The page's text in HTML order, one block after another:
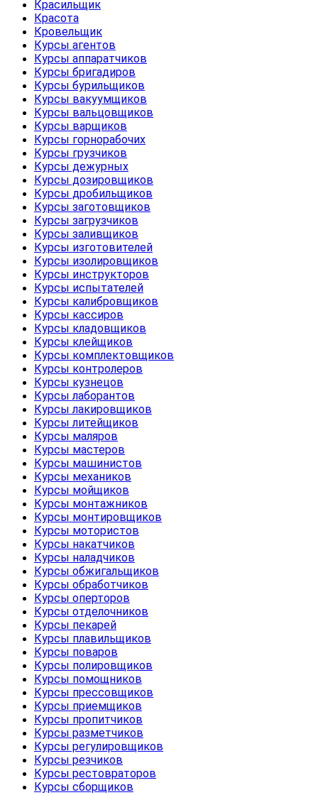
Красильщик
Красота
Кровельщик
Курсы агентов
Курсы аппаратчиков
Курсы бригадиров
Курсы бурильщиков
Курсы вакуумщиков
Курсы вальцовщиков
Курсы варщиков
Курсы горнорабочих
Курсы грузчиков
Курсы дежурных
Курсы дозировщиков
Курсы дробильщиков
Курсы заготовщиков
Курсы загрузчиков
Курсы заливщиков
Курсы изготовителей
Курсы изолировщиков
Курсы инструкторов
Курсы испытателей
Курсы калибровщиков
Курсы кассиров
Курсы кладовщиков
Курсы клейщиков
Курсы комплектовщиков
Курсы контролеров
Курсы кузнецов
Курсы лаборантов
Курсы лакировщиков
Курсы литейщиков
Курсы маляров
Курсы мастеров
Курсы машинистов
Курсы механиков
Курсы мойщиков
Курсы монтажников
Курсы монтировщиков
Курсы мотористов
Курсы накатчиков
Курсы наладчиков
Курсы обжигальщиков
Курсы обработчиков
Курсы оперторов
Курсы отделочников
Курсы пекарей
Курсы плавильщиков
Курсы поваров
Курсы полировщиков
Курсы помощников
Курсы прессовщиков
Курсы приемщиков
Курсы пропитчиков
Курсы разметчиков
Курсы регулировщиков
Курсы резчиков
Курсы рестовраторов
Курсы сборщиков